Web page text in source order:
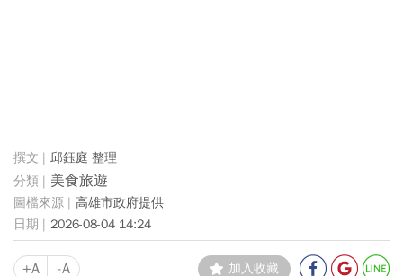
邱鈺庭 整理
美食旅遊
高雄市政府提供
2026-08-04 14:24
+A -A 加入收藏